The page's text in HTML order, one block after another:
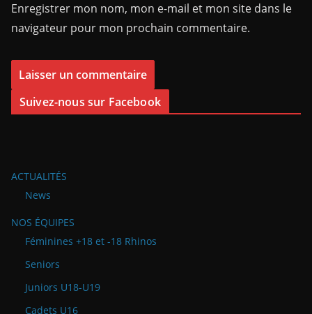
Enregistrer mon nom, mon e-mail et mon site dans le
navigateur pour mon prochain commentaire.
Suivez-nous sur Facebook
ACTUALITÉS
News
NOS ÉQUIPES
Féminines +18 et -18 Rhinos
Seniors
Juniors U18-U19
Cadets U16